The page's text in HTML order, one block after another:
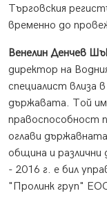
Търговския
временно до
Венелин Денчев
директор на
специалист влиза
държавата. Той
правоспособност
оглави
община и
- 2016 г. е бил
"Пролинк груп"